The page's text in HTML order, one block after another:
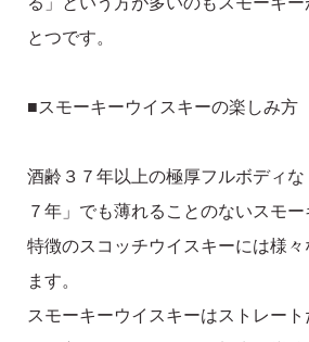
とつです。
■スモーキーウイスキーの楽しみ方
酒齢３７年以上の極厚フルボディな
７年」でも薄れることのないスモ
特徴のスコッチウイスキーには様々
ます。
スモーキーウイスキーはストレー